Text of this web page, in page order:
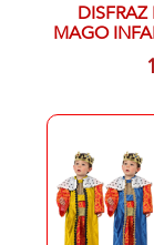
DISFRAZ
MAGO
0/6
(COLORES